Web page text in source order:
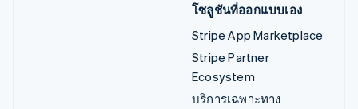
โซลูชันที่ออกแบบเอง
Stripe App Marketplace
Stripe Partner
Ecosystem
บริการเฉพาะทาง